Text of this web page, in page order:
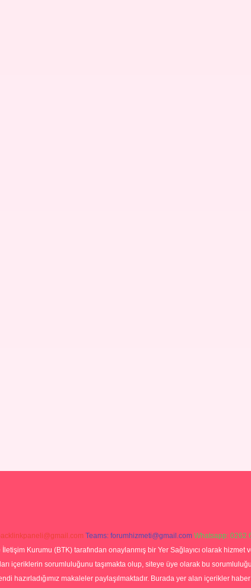
Teams: forumhizmeti@gmail.com Whatsapp: 0262
Kurumu (BTK) tarafından onaylanmış bir Yer Sağlayıcı olarak
içeriklerin sorumluluğunu taşımakta olup, siteye üye olarak bu
hazırladığımız makaleler paylaşılmaktadır. Burada yer alan içerikler